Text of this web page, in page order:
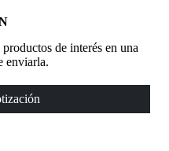
de interés en una
enviarla.